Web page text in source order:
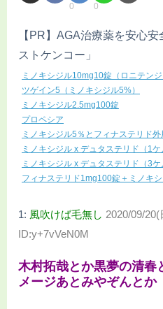
0 0
【PR】AGA治療薬を安心
ストケンコー」
ミノキシジル10mg10錠（ロニテンジ
ツゲイン5（ミノキシジル5%）
ミノキシジル2.5mg100錠
プロペシア
ミノキシジル5％とフィナステリド外
ミノキシジル x デュタステリド（1ケ
ミノキシジル x デュタステリド（3ケ
フィナステリド1mg100錠＋ミノキ
1: 風吹けば毛無し 2020/09/
ID:y+7vVeN0M
木村拓哉とか黒夢の清春
メージあとみやぞんとか